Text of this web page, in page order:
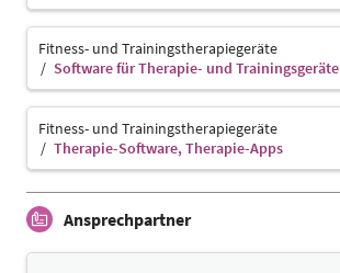
Fitness- und Trainingstherapiegeräte
Software für Therapie- und Trainingsgeräte
Fitness- und Trainingstherapiegeräte
Therapie-Software, Therapie-Apps
Ansprechpartner